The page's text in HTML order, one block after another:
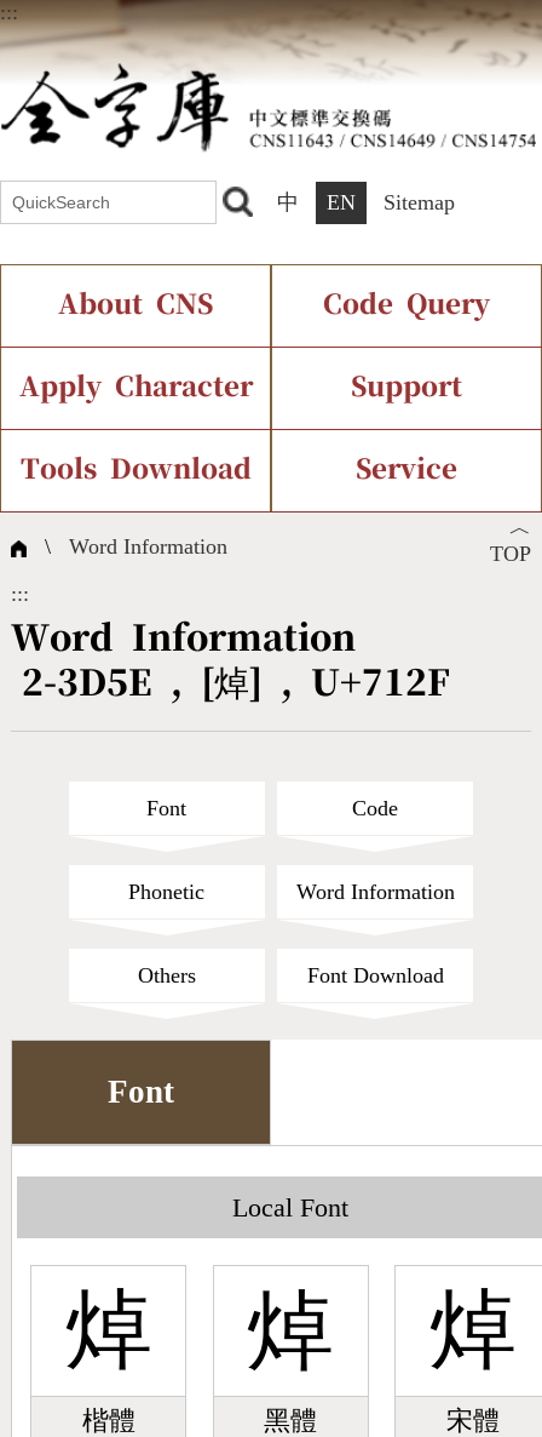
:::
中 EN Sitemap
About CNS
Introduction Current Status
Chinese Code Status
Terms
International Org.
Code Query
IDS Query
Components Query
Composite Query
Bopomofo Query
Cang-Jie Query
CNS Query
Pinyin Word Index
Apply Character
Application Process
Support
Font Instant Display
Character Creation
CNS Authorization
Tools Download
Character Create Tools
Fonts Download
Service
FAQ
Satisfaction Survey
︿
TOP
\Word Information
:::
Word Information
2-3D5E , [焯] , U+712F
Font Code
Phonetic Word Information
Others Font Download
Font
Local Font
焯
楷體
焯
黑體
焯
宋體